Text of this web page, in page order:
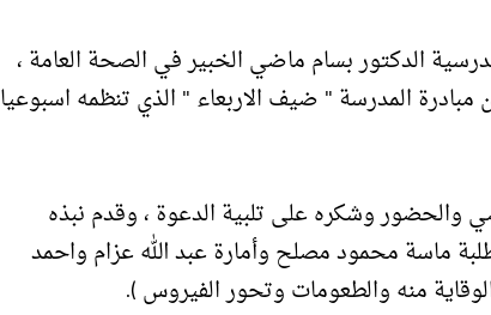
الدكتور بسام ماضي الخبير في الصحة العامة ،
المدرسة " ضيف الاربعاء " الذي تنظمه اسبوعيا
والحضور وشكره على تلبية الدعوة ، وقدم نبذه
ماسة محمود مصلح وأمارة عبد الله عزام واحمد
منه والطعومات وتحور الفيروس ).